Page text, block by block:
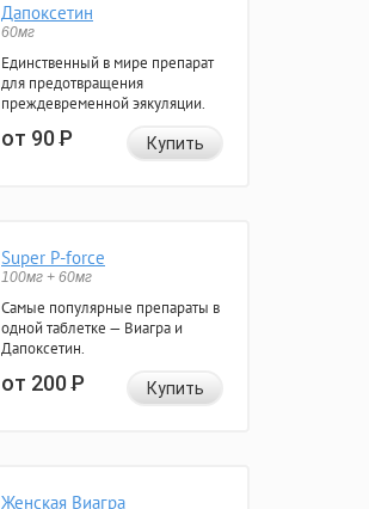
Дапоксетин
60мг
Единственный в мире препарат
для предотвращения
преждевременной эякуляции.
от 90Р Купить
Super P-force
100мг + 60мг
Самые популярные препараты в
одной таблетке — Виагра и
Дапоксетин.
от 200Р Купить
Женская Виагра